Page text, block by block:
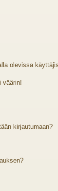
olevissa
väärin!
kirjautumaan?